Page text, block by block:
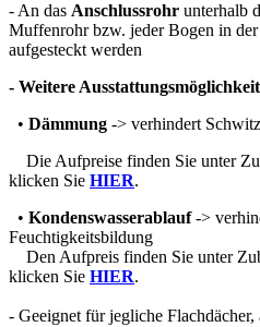
- An das Anschlussrohr unterhalb
Muffenrohr bzw. jeder Bogen in
aufgesteckt werden
- Weitere
• Dämmung -> verhindert
Die Aufpreise finden Sie unter
klicken Sie HIER.
• Kondenswasserablauf->
Feuchtigkeitsbildung
Den Aufpreis finden Sie unter
klicken Sie HIER.
- Geeignet für jegliche